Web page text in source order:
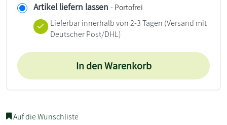
Artikel liefern lassen - Portofrei
Lieferbar innerhalb von 2-3 Tagen (Versand mit
Deutscher Post/DHL)
In den Warenkorb
Auf die Wunschliste